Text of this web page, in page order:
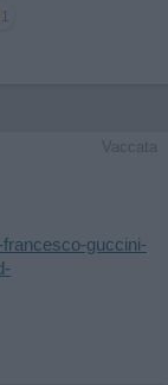
Vaccata
guccini-